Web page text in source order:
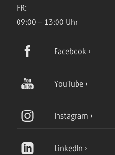
FR:
09:00 – 13:00 Uhr
Facebook
YouTube
Instagram
LinkedIn